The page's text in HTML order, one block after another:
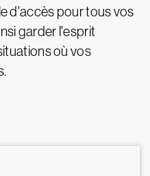
d'accès pour tous vos
garder l'esprit
où vos